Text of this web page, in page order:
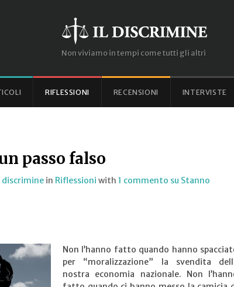
Non viviamo in tempi come tutti gli altri
RIFLESSIONI RECENSIONI INTERVISTE
passo falso
discrimine in Riflessioni with 1 commento su Stanno
Non l’hanno fatto quando hanno
per “moralizzazione” la svendita
nostra economia nazionale. Non